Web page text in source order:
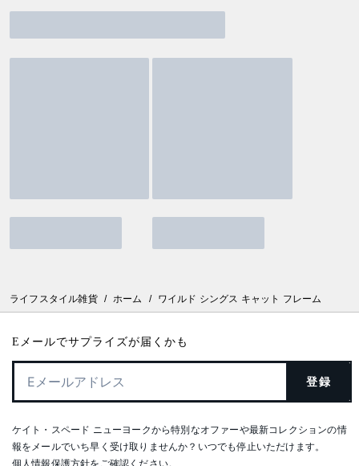
ライフスタイル雑貨 / ホーム / ワイルド シングス キャット フレーム
Eメールでサプライズが届くかも
登録
ケイト・スペード ニューヨークから特別なオファーや最新コレクションの情
報をメールでいち早く受け取りませんか？いつでも停止いただけます。
個人情報保護方針をご確認ください。